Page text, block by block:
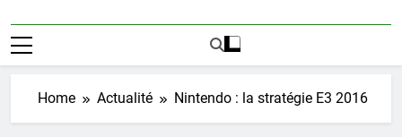
Home Actualité Nintendo : la stratégie E3 2016